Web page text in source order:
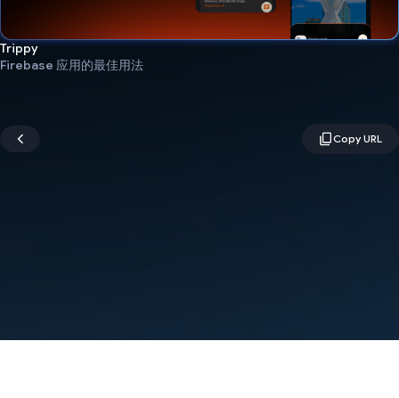
Trippy
Firebase 应用的最佳用法